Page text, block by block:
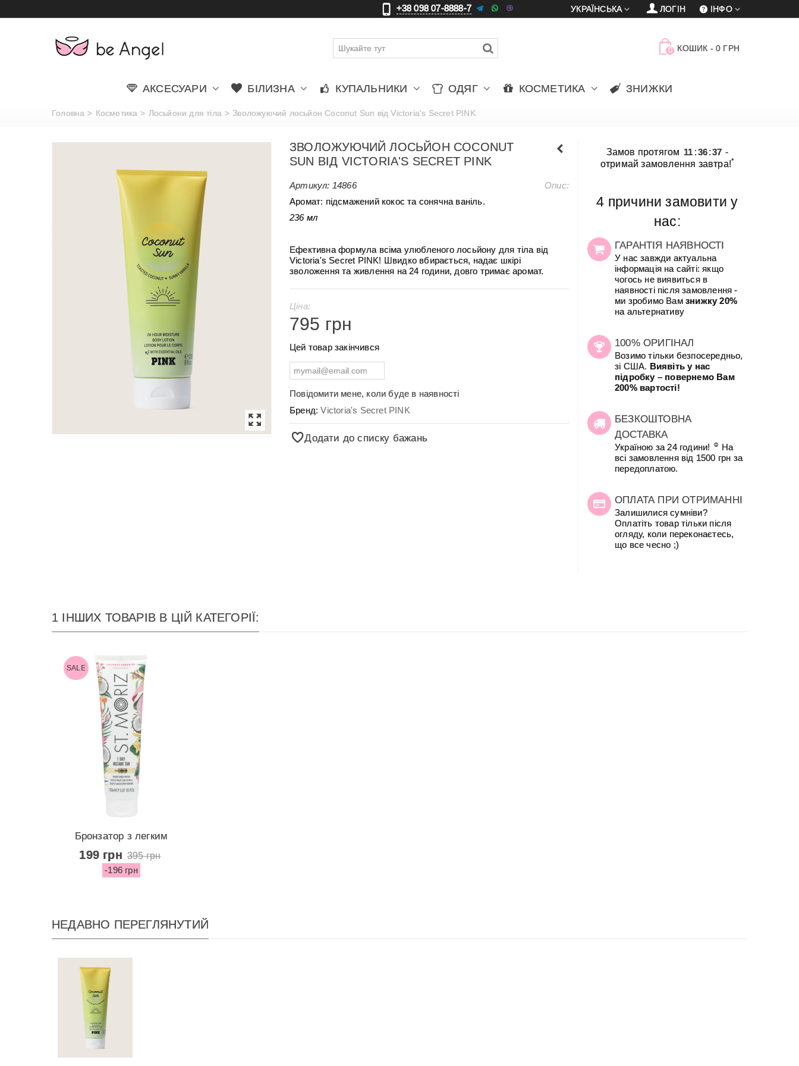
+38 098 07-8888-7 更 車 賈 ІНФО
ЛОГІН
УКРАЇНСЬКА
0 КОШИК - 0 ГРН
АКСЕСУАРИ БІЛИЗНА КУПАЛЬНИКИ ОДЯГ КОСМЕТИКА ЗНИЖКИ
Головна > Косметика > Лосьйони для тіла > Зволожуючий лосьйон Coconut Sun від Victoria's Secret PINK
ЗВОЛОЖУЮЧИЙ ЛОСЬЙОН COCONUT
SUN ВІД VICTORIA'S SECRET PINK
Артикул: 14866
Опис:
Аромат: підсмажений кокос та сонячна ваніль.
236 мл
Ефективна формула всіма улюбленого лосьйону для тіла від
Victoria's Secret PINK! Швидко вбирається, надає шкірі
зволоження та живлення на 24 години, довго тримає аромат.
Ціна:
795 грн
Цей товар закінчився
Повідомити мене, коли буде в наявності
Бренд:Victoria's Secret PINK
Додати до списку бажань
Замов протягом 11 :36:37 -
отримай замовлення завтра!*
4 причини замовити у
нас:
ГАРАНТІЯ НАЯВНОСТІ
У нас завжди актуальна
інформація на сайті: якщо
чогось не виявиться в
наявності після замовлення -
ми зробимо Вам знижку 20%
на альтернативу
100% ОРИГІНАЛ
Возимо тільки безпосередньо,
зі США. Виявіть у нас
підробку – повернемо Вам
200% вартості!
БЕЗКОШТОВНА
ДОСТАВКА
Україною за 24 години! ☺ На
всі замовлення від 1500 грн за
передоплатою.
ОПЛАТА ПРИ ОТРИМАННІ
Залишилися сумніви?
Оплатіть товар тільки після
огляду, коли переконаєтесь,
що все чесно ;)
1 ІНШИХ ТОВАРІВ В ЦІЙ КАТЕГОРІЇ:
SALE
Бронзатор з легким
ефектом...
199 грн 395 грн
-196 грн
НЕДАВНО ПЕРЕГЛЯНУТИЙ